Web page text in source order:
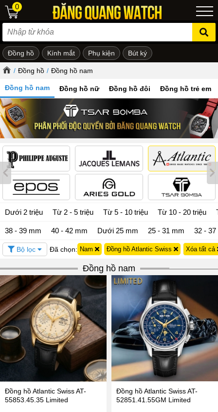
em
0
Đồng hồ Kính mắt Phụ kiện Bút ký
/ Đồng hồ / Đồng hồ nam
Đồng hồ nam Đồng hồ nữ Đồng hồ đôi Đồng hồ trẻ em
Dưới 2 triệu Từ 2 - 5 triệu Từ 5 - 10 triệu Từ 10 - 20 triệu
38 - 39 mm 40 - 42 mm Dưới 25 mm 25 - 31 mm 32 -
Bộ lọc Đã chọn: Nam Đồng hồ Atlantic Swiss Xóa tất cả
Đồng hồ nam
Đồng hồ Atlantic Swiss AT-
55853.45.35 Limited
Đồng hồ Atlantic Swiss AT-
52851.41.55GM Limited